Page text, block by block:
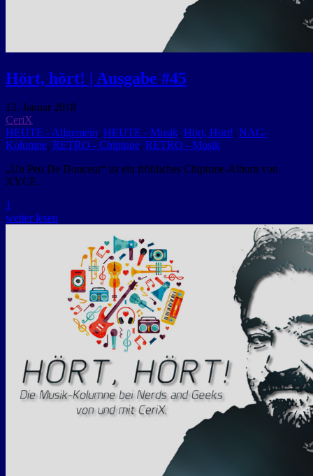
Hört, hört! | Ausgabe #45
12. Januar 2018
CeriX
HEUTE - Allgemein, HEUTE - Musik, Hört, Hört!, NAG-
Kolumne, RETRO - Chiptune, RETRO - Musik
„Un Peu De Douceur“ ist ein fröhliches Chiptune-Album von
XYCE.
1
weiter lesen